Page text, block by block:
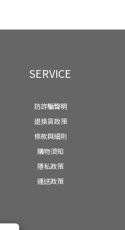
SERVICE
防詐騙聲明
退換貨政策
條款與細則
購物須知
隱私政策
運送政策